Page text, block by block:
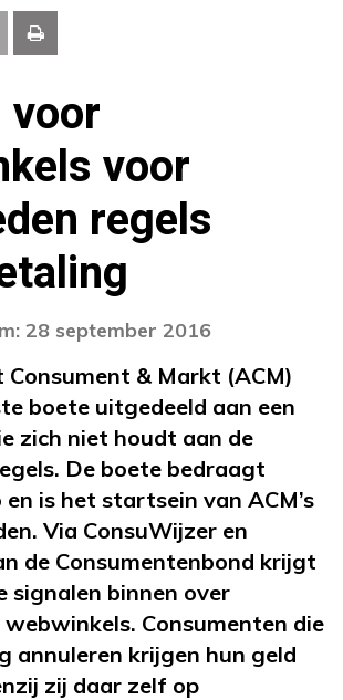
voor
voor
regels
28 september 2016
& Markt (ACM)
boete uitgedeeld aan een
zich niet houdt aan de
De boete bedraagt
is het startsein van ACM’s
Via ConsuWijzer en
de Consumentenbond krijgt
signalen binnen over
Consumenten die
annuleren krijgen hun geld
zij daar zelf op